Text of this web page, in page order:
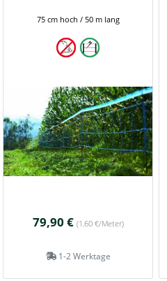
75 cm hoch / 50 m lang
79,90 € (1,60 €/Meter)
1-2 Werktage